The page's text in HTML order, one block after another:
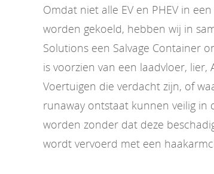
Omdat niet alle EV en PHEV in
worden gekoeld, hebben wij in
Solutions een Salvage Container
is voorzien van een laadvloer,
Voertuigen die verdacht zijn, of
runaway ontstaat kunnen veilig in
worden zonder dat deze
wordt vervoerd met een